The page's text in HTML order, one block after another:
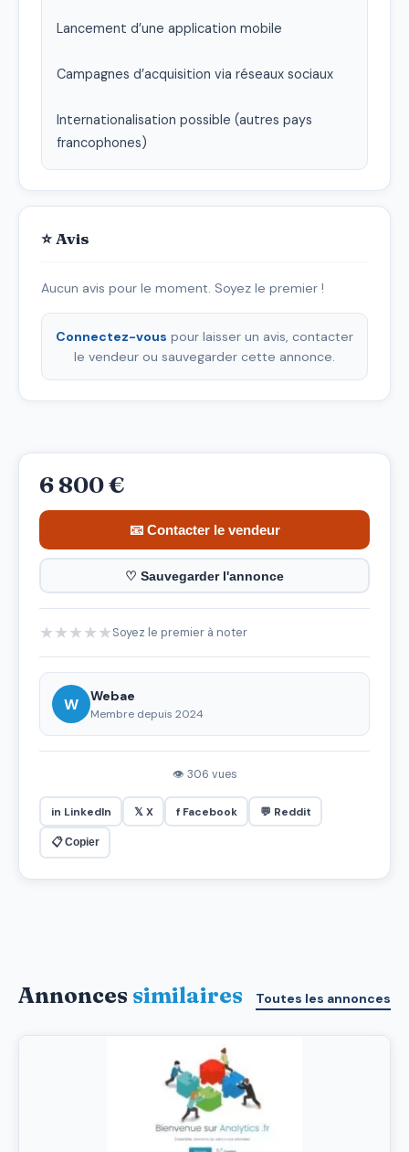
Lancement d’une application mobile
Campagnes d’acquisition via réseaux sociaux
Internationalisation possible (autres pays
francophones)
⭐ Avis
Aucun avis pour le moment. Soyez le premier !
Connectez-vous pour laisser un avis, contacter
le vendeur ou sauvegarder cette annonce.
6 800 €
📧 Contacter le vendeur
♡ Sauvegarder l'annonce
★★★★★Soyez le premier à noter
W Webae
Membre depuis 2024
👁 306 vues
in LinkedIn 𝕏 X f Facebook 💬 Reddit
📋 Copier
Annonces similaires Toutes les annonces